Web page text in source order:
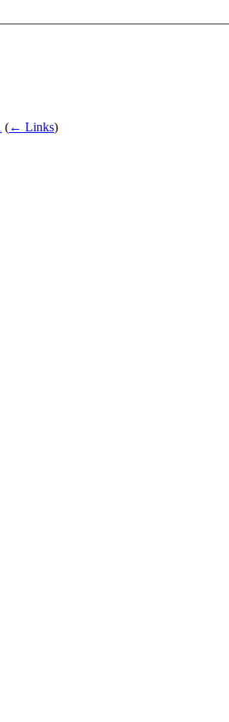
(← Links)